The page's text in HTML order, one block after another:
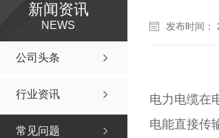
新闻资讯
NEWS
公司头条
行业资讯
常见问题
发布时间：
电力电缆在
电能直接传